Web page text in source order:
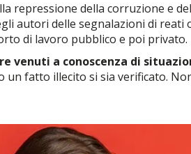
repressione della corruzione e
autori delle segnalazioni di reati
di lavoro pubblico e poi privato.
venuti a conoscenza di
fatto illecito si sia verificato.